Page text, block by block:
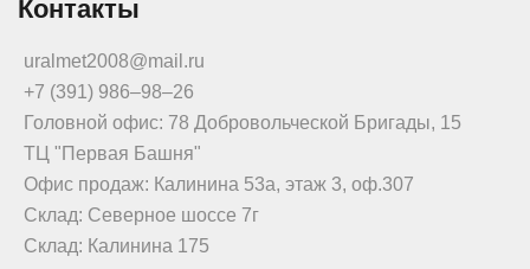
Контакты
uralmet2008@mail.ru
+7 (391) 986‒98‒26
Головной офис: 78 Добровольческой Бригады, 15
ТЦ "Первая Башня"
Офис продаж: Калинина 53а, этаж 3, оф.307
Склад: Северное шоссе 7г
Склад: Калинина 175